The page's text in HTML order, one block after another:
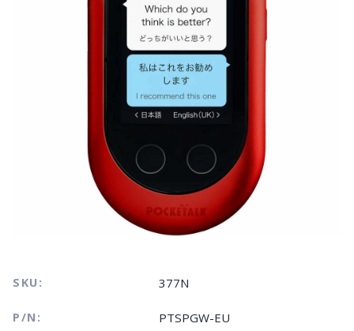
SKU: 377N
P/N: PTSPGW-EU